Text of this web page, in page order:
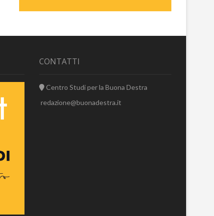
CONTATTI
Centro Studi per la Buona Destra
redazione@buonadestra.it